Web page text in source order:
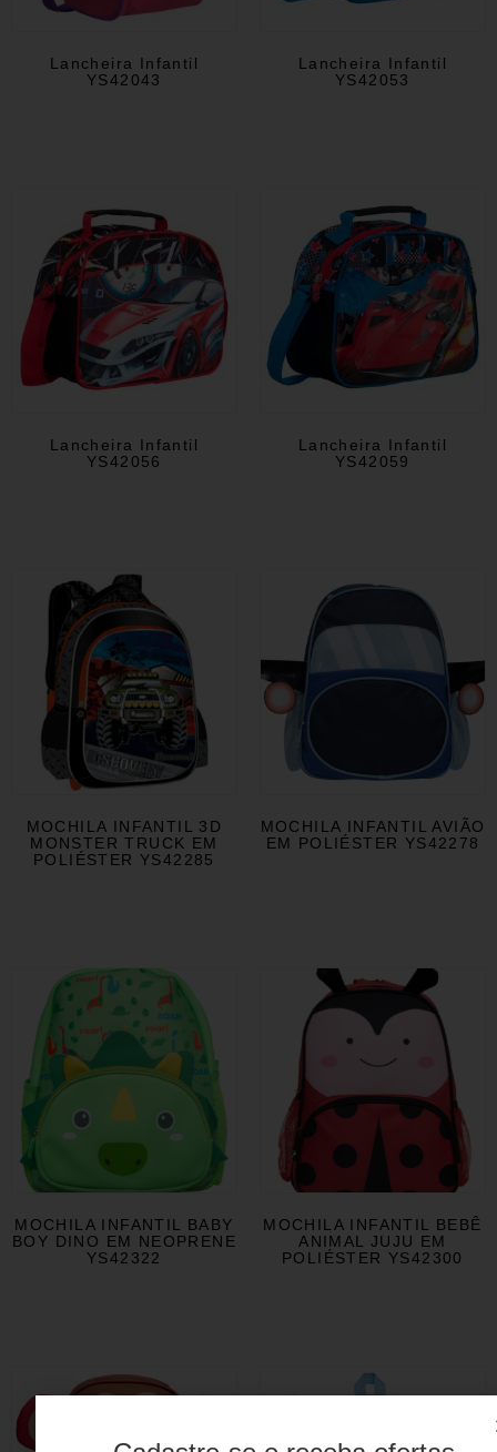
Lancheira Infantil
YS42043
Lancheira Infantil
YS42053
Lancheira Infantil
YS42056
Lancheira Infantil
YS42059
MOCHILA INFANTIL 3D
MONSTER TRUCK EM
POLIÉSTER YS42285
MOCHILA INFANTIL AVIÃO
EM POLIÉSTER YS42278
MOCHILA INFANTIL BABY
BOY DINO EM NEOPRENE
YS42322
MOCHILA INFANTIL BEBÊ
ANIMAL JUJU EM
POLIÉSTER YS42300